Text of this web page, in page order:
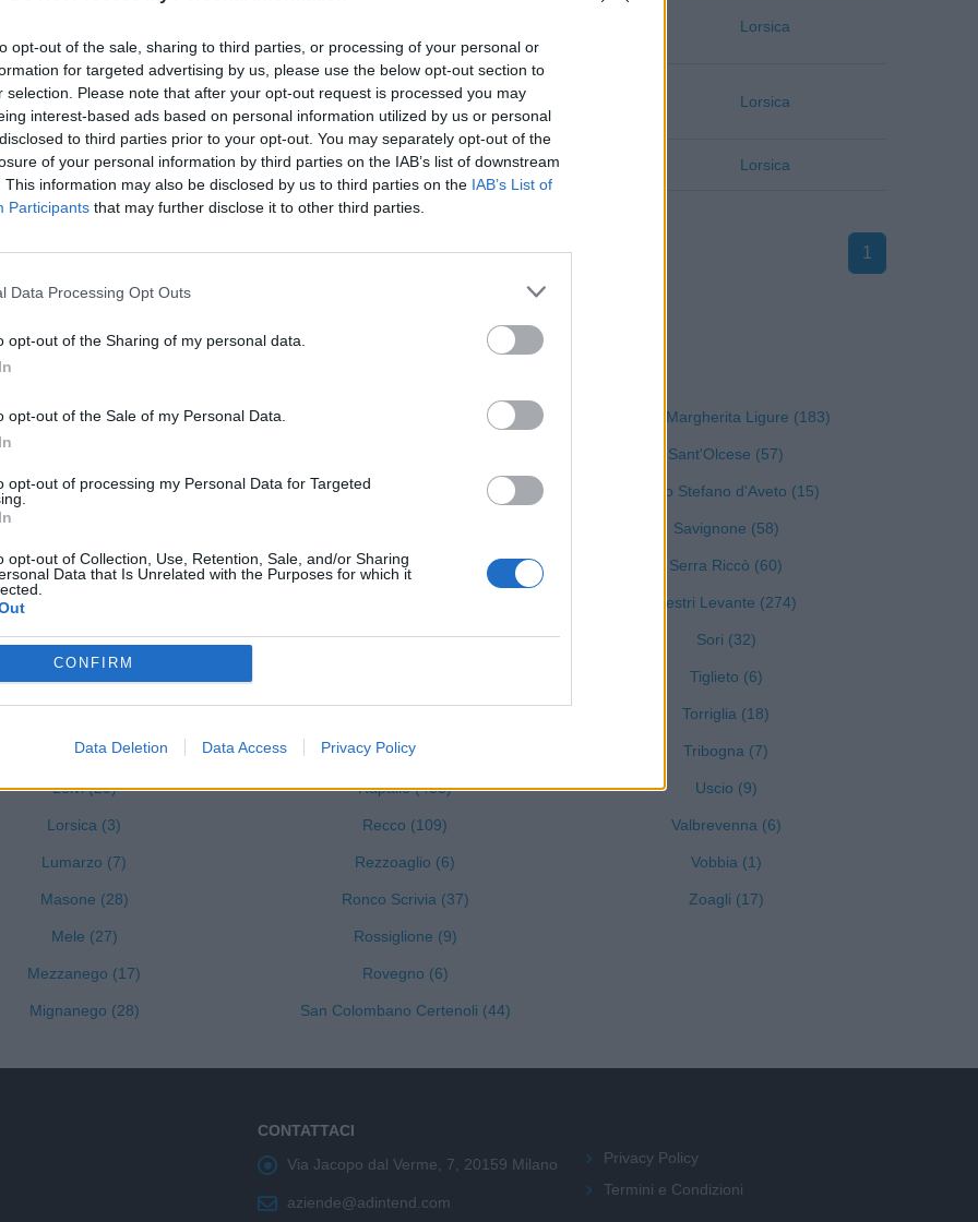
opt-out of the sale, sharing to third parties, or processing of your personal or
for targeted advertising by us, please use the below opt-out section to
selection. Please note that after your opt-out request is processed you may
interest-based ads based on personal information utilized by us or personal
to third parties prior to your opt-out. You may separately opt-out of the
of your personal information by third parties on the IAB’s list of downstream
This information may also be disclosed by us to third parties on the IAB’s List of
Participants that may further disclose it to other third parties.
Data Processing Opt Outs
opt-out of the Sharing of my personal data.
opt-out of the Sale of my Personal Data.
opt-out of processing my Personal Data for Targeted
opt-out of Collection, Use, Retention, Sale, and/or Sharing
Data that Is Unrelated with the Purposes for which it
CONFIRM
Data Deletion Data Access Privacy Policy
Lorsica
DEL LEGNO DI ENRICO
43.32.02 Lorsica
SOSTENIBILE S.R.L. 0-1 milioni 56.30.00 Lorsica
1
tutti i comuni della provincia di Genova
Cogorno (50)
Crocefieschi (3)
Fascia (3)
Favale di Malvaro (3)
Fontanigorda (2)
Lavagna (238)
Leivi (29)
Lorsica (3)
Lumarzo (7)
Masone (28)
Mele (27)
Mezzanego (17)
Mignanego (28)
Montebruno (3)
Ne (23)
Orero (17)
Propata (1)
Rapallo (433)
Recco (109)
Rezzoaglio (6)
Ronco Scrivia (37)
Rossiglione (9)
Rovegno (6)
San Colombano Certenoli (44)
Santa Margherita Ligure (183)
Sant'Olcese (57)
Santo Stefano d'Aveto (15)
Savignone (58)
Serra Riccò (60)
Sestri Levante (274)
Sori (32)
Tiglieto (6)
Torriglia (18)
Tribogna (7)
Uscio (9)
Valbrevenna (6)
Vobbia (1)
Zoagli (17)
CONTATTACI
Via Jacopo dal Verme, 7, 20159 Milano
aziende@adintend.com
Privacy Policy
Termini e Condizioni